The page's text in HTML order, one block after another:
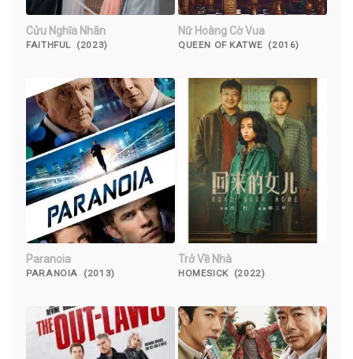
Cửu Nghĩa Nhân
FAITHFUL (2023)
Nữ Hoàng Cờ Vua
QUEEN OF KATWE (2016)
Paranoia
PARANOIA (2013)
Trở Về Nhà
HOMESICK (2022)